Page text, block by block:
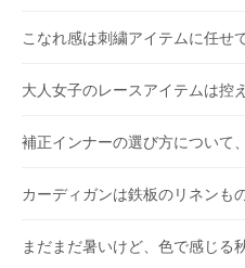
こなれ感は刺繍アイテムに任せ
大人女子のレースアイテムは控
補正インナーの選び方について
カーディガンは鉄板のリネンも
まだまだ暑いけど、色で感じる